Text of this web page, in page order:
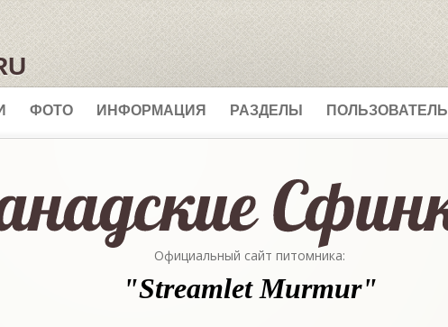
ФОТО ИНФОРМАЦИЯ РАЗДЕЛЫ ПОЛЬЗОВАТЕЛЬ
Официальный сайт питомника:
"Streamlet Murmur"